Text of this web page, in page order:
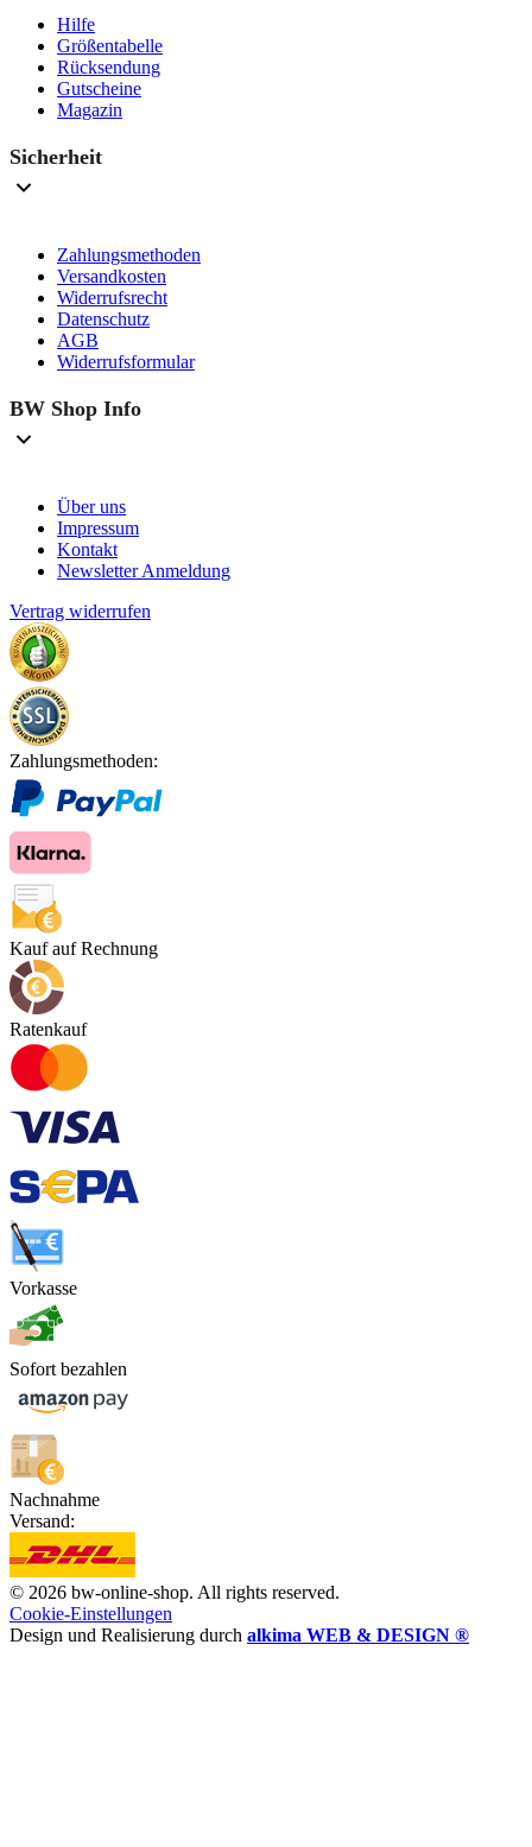
Hilfe
Größentabelle
Rücksendung
Gutscheine
Magazin
Sicherheit
Zahlungsmethoden
Versandkosten
Widerrufsrecht
Datenschutz
AGB
Widerrufsformular
BW Shop Info
Über uns
Impressum
Kontakt
Newsletter Anmeldung
Vertrag widerrufen
Zahlungsmethoden:
Kauf auf Rechnung
Ratenkauf
Vorkasse
Sofort bezahlen
Nachnahme
Versand:
© 2026 bw-online-shop. All rights reserved.
Cookie-Einstellungen
Design und Realisierung durch alkima WEB & DESIGN ®